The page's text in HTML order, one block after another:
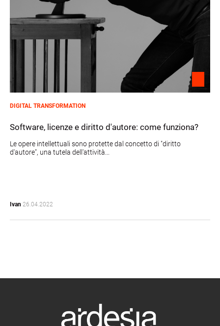
DIGITAL TRANSFORMATION
Software, licenze e diritto d'autore: come funziona?
Le opere intellettuali sono protette dal concetto di "diritto
d'autore", una tutela dell'attività...
Ivan 26.04.2022